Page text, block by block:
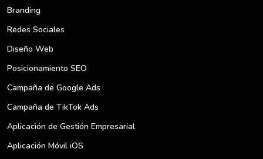
Branding
Redes Sociales
Diseño Web
Posicionamiento SEO
Campaña de Google Ads
Campaña de TikTok Ads
Aplicación de Gestión Empresarial
Aplicación Móvil iOS